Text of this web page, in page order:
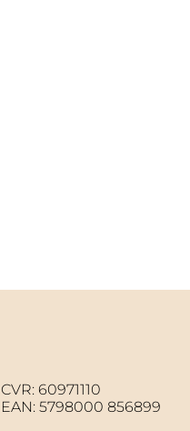
CVR: 60971110
EAN: 5798000 856899